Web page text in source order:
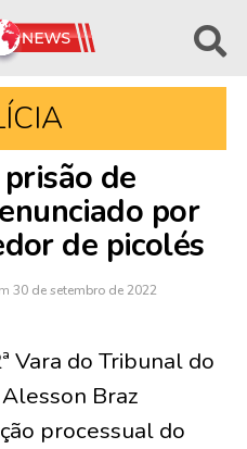
de
por
de picolés
30 de setembro de 2022
Vara do Tribunal do
Braz
processual do